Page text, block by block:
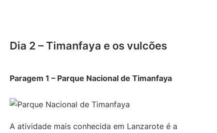
Dia 2 – Timanfaya e os vulcões
Paragem 1 – Parque Nacional de Timanfaya
A atividade mais conhecida em Lanzarote é a